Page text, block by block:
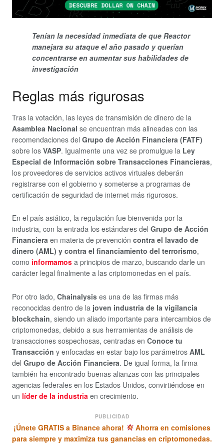
Tenían la necesidad inmediata de que Reactor
manejara su ataque el año pasado y querían
concentrarse en aumentar sus habilidades de
investigación
Reglas más rigurosas
Tras la votación, las leyes de transmisión de dinero de la
Asamblea Nacional se encuentran más alineadas con las
recomendaciones del Grupo de Acción Financiera (FATF)
sobre los VASP. Igualmente una vez se promulgue la Ley
Especial de Información sobre Transacciones Financieras,
los proveedores de servicios activos virtuales deberán
registrarse con el gobierno y someterse a programas de
certificación de seguridad de internet más rigurosos.
En el país asiático, la regulación fue bienvenida por la
industria, con la entrada los estándares del Grupo de Acción
Financiera en materia de prevención contra el lavado de
dinero (AML) y contra el financiamiento del terrorismo,
como informamos a principios de marzo, buscando darle un
carácter legal finalmente a las criptomonedas en el país.
Por otro lado, Chainalysis es una de las firmas más
reconocidas dentro de la joven industria de la vigilancia
blockchain, siendo un aliado importante para intercambios de
criptomonedas, debido a sus herramientas de análisis de
transacciones sospechosas, centradas en Conoce tu
Transacción y enfocadas en estar bajo los parámetros AML
del Grupo de Acción Financiera. De igual forma, la firma
también ha encontrado buenas alianzas con las principales
agencias federales en los Estados Unidos, convirtiéndose en
un líder de la industria en crecimiento.
PUBLICIDAD
¡Únete GRATIS a Binance ahora!
Ahorra en comisiones
para siempre y maximiza tus ganancias en criptomonedas.